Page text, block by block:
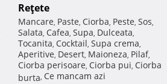
Reţete
Mancare, Paste, Ciorba, Peste, Sos,
Salata, Cafea, Supa, Dulceata,
Tocanita, Cocktail, Supa crema,
Aperitive, Desert, Maioneza, Pilaf,
Ciorba perisoare, Ciorba pui, Ciorba
burta, Ce mancam azi